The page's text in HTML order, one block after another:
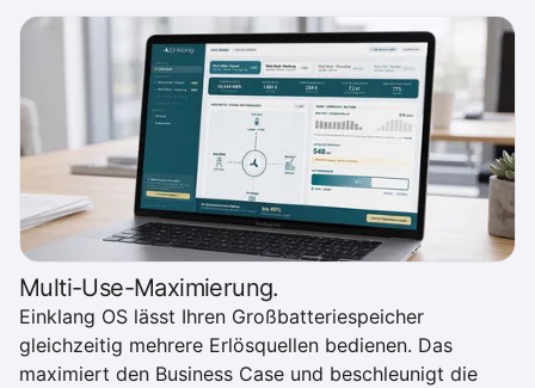
Multi-Use-Maximierung.
Einklang OS lässt Ihren Großbatteriespeicher
gleichzeitig mehrere Erlösquellen bedienen. Das
maximiert den Business Case und beschleunigt die